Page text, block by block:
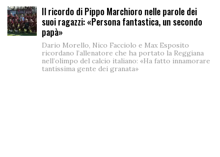
Il ricordo di Pippo Marchioro nelle parole dei
suoi ragazzi: «Persona fantastica, un secondo
papà»
Dario Morello, Nico Facciolo e Max Esposito
ricordano l’allenatore che ha portato la Reggiana
nell’olimpo del calcio italiano: «Ha fatto innamorare
tantissima gente dei granata»